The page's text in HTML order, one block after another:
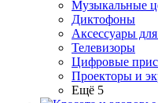
Музыкальные
Диктофоны
Аксессуары
Телевизоры
Цифровые
Проекторы и
Ещё 5